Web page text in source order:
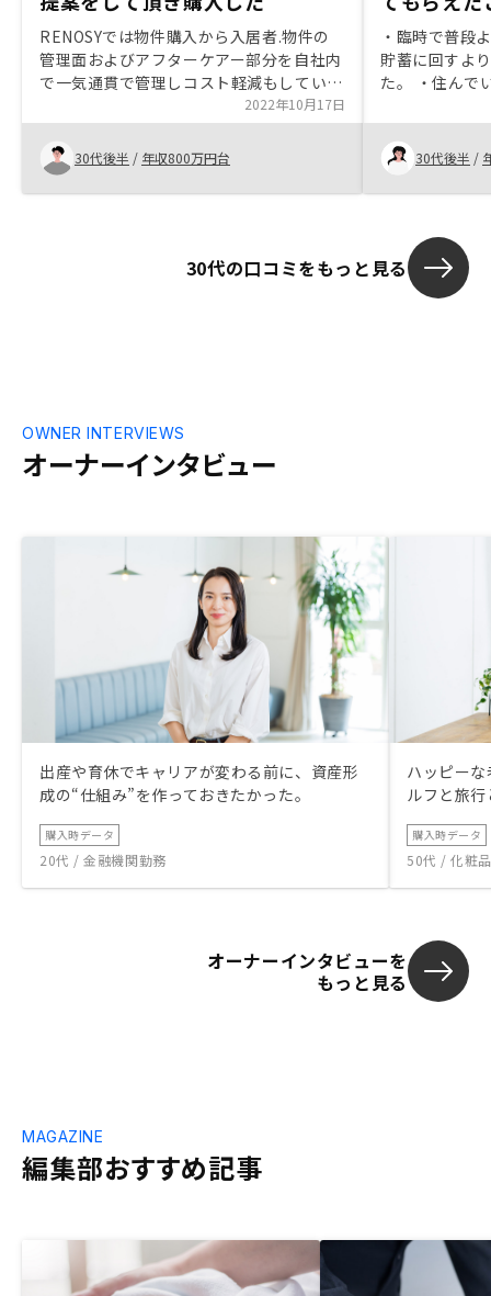
RENOSYでは物件購入から入居者.物件の
管理面およびアフターケアー部分を自社内
で一気通貫で管理しコスト軽減もしている
部分が魅力的であり、不安要素であった不
動産投資リスクの一つである入居および物
件維持について納得できるものがあったた
め。
2022年10月17日
30代後半 / 年収800万円台
・臨時で普段
貯蓄に回すよ
た。 ・住んで
分もなんかし
う気持ちがあ
多く見かける
資を意識する
してみようと
分が検討して
してもらえた
30代後半 /
30代の口コミをもっと見る
オーナーインタビュー
OWNER INTERVIEWS
出産や育休でキャリアが変わる前に、資産形
成の“仕組み”を作っておきたかった。
購入時データ
20代 / 金融機関勤務
ハッピー
ルフと旅
購入時データ
50代 / 化粧
オーナーインタビューを
もっと見る
編集部おすすめ記事
MAGAZINE